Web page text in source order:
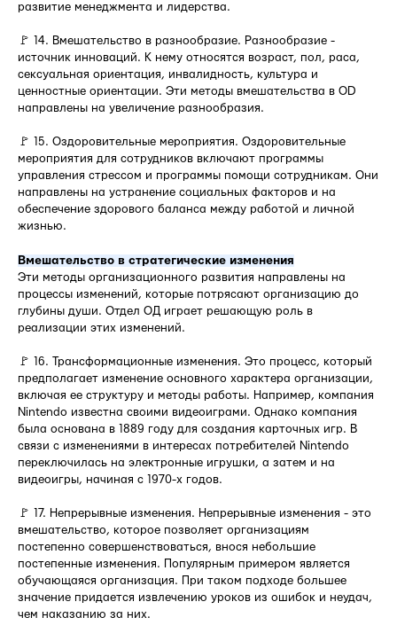
развитие менеджмента и лидерства.
🚩 14. Вмешательство в разнообразие. Разнообразие -
источник инноваций. К нему относятся возраст, пол, раса,
сексуальная ориентация, инвалидность, культура и
ценностные ориентации. Эти методы вмешательства в OD
направлены на увеличение разнообразия.
🚩 15. Оздоровительные мероприятия. Оздоровительные
мероприятия для сотрудников включают программы
управления стрессом и программы помощи сотрудникам. Они
направлены на устранение социальных факторов и на
обеспечение здорового баланса между работой и личной
жизнью.
Вмешательство в стратегические изменения
Эти методы организационного развития направлены на
процессы изменений, которые потрясают организацию до
глубины души. Отдел ОД играет решающую роль в
реализации этих изменений.
🚩 16. Трансформационные изменения. Это процесс, который
предполагает изменение основного характера организации,
включая ее структуру и методы работы. Например, компания
Nintendo известна своими видеоиграми. Однако компания
была основана в 1889 году для создания карточных игр. В
связи с изменениями в интересах потребителей Nintendo
переключилась на электронные игрушки, а затем и на
видеоигры, начиная с 1970-х годов.
🚩 17. Непрерывные изменения. Непрерывные изменения - это
вмешательство, которое позволяет организациям
постепенно совершенствоваться, внося небольшие
постепенные изменения. Популярным примером является
обучающаяся организация. При таком подходе большее
значение придается извлечению уроков из ошибок и неудач,
чем наказанию за них.